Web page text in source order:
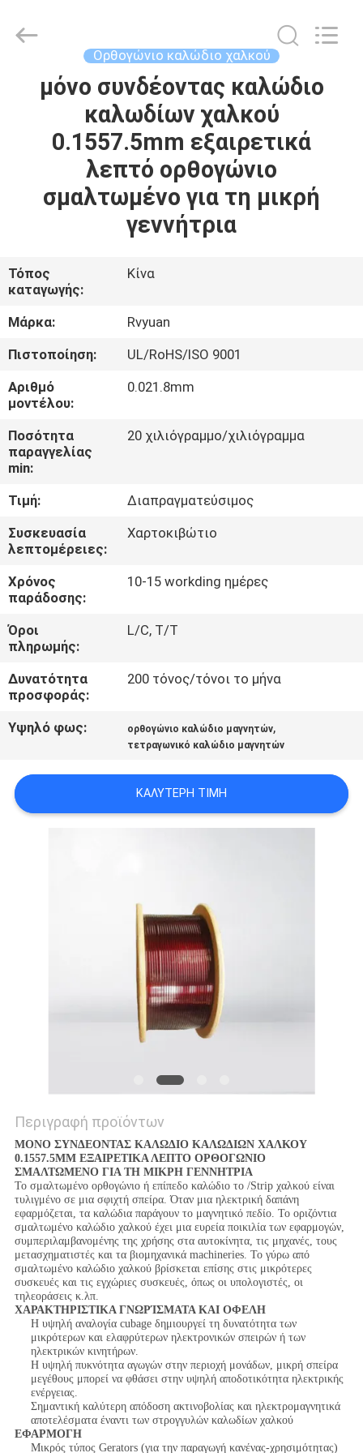
ΣΠΊΤΙ
ΠΡΟΪΌΝΤΑ
ΒΊΝΤΕΟ
ΕΜΕΊΣ
ΓΎΡΟΣ
ΕΡΓΟΣΤΑΣΊΩΝ
ΠΟΙΟΤΙΚΌΣ
ΈΛΕΓΧΟΣ
ΜΑΣ
ΕΛΆΤΕ
ΣΕ
ΕΠΑΦΉ
ΜΕ
ΕΙΔΉΣΕΙΣ
ΖΗΤΉΣΤΕ
ΈΝΑ
ΑΠΌΣΠΑΣΜΑ
SITEMAP
Material
Co,.Ltd.
Ορθογώνιο καλώδιο χαλκού
μόνο συνδέοντας καλώδιο
καλωδίων χαλκού
0.1557.5mm εξαιρετικά
λεπτό ορθογώνιο
σμαλτωμένο για τη μικρή
γεννήτρια
Τόπος
καταγωγής:
Κίνα
Μάρκα:
Rvyuan
Πιστοποίηση:
UL/RoHS/ISO 9001
Αριθμό
μοντέλου:
0.021.8mm
Ποσότητα
παραγγελίας
min:
20 χιλιόγραμμο/χιλιόγραμμα
Τιμή:
Διαπραγματεύσιμος
Συσκευασία
λεπτομέρειες:
Χαρτοκιβώτιο
Χρόνος
παράδοσης:
10-15 workding ημέρες
Όροι
πληρωμής:
L/C, T/T
Δυνατότητα
προσφοράς:
200 τόνος/τόνοι το μήνα
Υψηλό φως: ορθογώνιο καλώδιο μαγνητών,
τετραγωνικό καλώδιο μαγνητών
ΚΑΛΎΤΕΡΗ ΤΙΜΉ
Περιγραφή προϊόντων
ΜΟΝΟ ΣΥΝΔΕΟΝΤΑΣ ΚΑΛΩΔΙΟ ΚΑΛΩΔΙΩΝ ΧΑΛΚΟΥ
0.1557.5MM ΕΞΑΙΡΕΤΙΚΑ ΛΕΠΤΟ ΟΡΘΟΓΩΝΙΟ
ΣΜΑΛΤΩΜΕΝΟ ΓΙΑ ΤΗ ΜΙΚΡΗ ΓΕΝΝΗΤΡΙΑ
Το σμαλτωμένο ορθογώνιο ή επίπεδο καλώδιο το /Strip χαλκού είναι
τυλιγμένο σε μια σφιχτή σπείρα. Όταν μια ηλεκτρική δαπάνη
εφαρμόζεται, τα καλώδια παράγουν το μαγνητικό πεδίο. Το οριζόντια
σμαλτωμένο καλώδιο χαλκού έχει μια ευρεία ποικιλία των εφαρμογών,
συμπεριλαμβανομένης της χρήσης στα αυτοκίνητα, τις μηχανές, τους
μετασχηματιστές και τα βιομηχανικά machineries. Το γύρω από
σμαλτωμένο καλώδιο χαλκού βρίσκεται επίσης στις μικρότερες
συσκευές και τις εγχώριες συσκευές, όπως οι υπολογιστές, οι
τηλεοράσεις κ.λπ.
ΧΑΡΑΚΤΗΡΙΣΤΙΚΑ ΓΝΩΡΊΣΜΑΤΑ ΚΑΙ ΟΦΕΛΗ
Η υψηλή αναλογία cubage δημιουργεί τη δυνατότητα των
μικρότερων και ελαφρύτερων ηλεκτρονικών σπειρών ή των
ηλεκτρικών κινητήρων.
Η υψηλή πυκνότητα αγωγών στην περιοχή μονάδων, μικρή σπείρα
μεγέθους μπορεί να φθάσει στην υψηλή αποδοτικότητα ηλεκτρικής
ενέργειας.
Σημαντική καλύτερη απόδοση ακτινοβολίας και ηλεκτρομαγνητικά
αποτελέσματα έναντι των στρογγυλών καλωδίων χαλκού
ΕΦΑΡΜΟΓΗ
Μικρός τύπος Gerators (για την παραγωγή κανένας-χρησιμότητας)